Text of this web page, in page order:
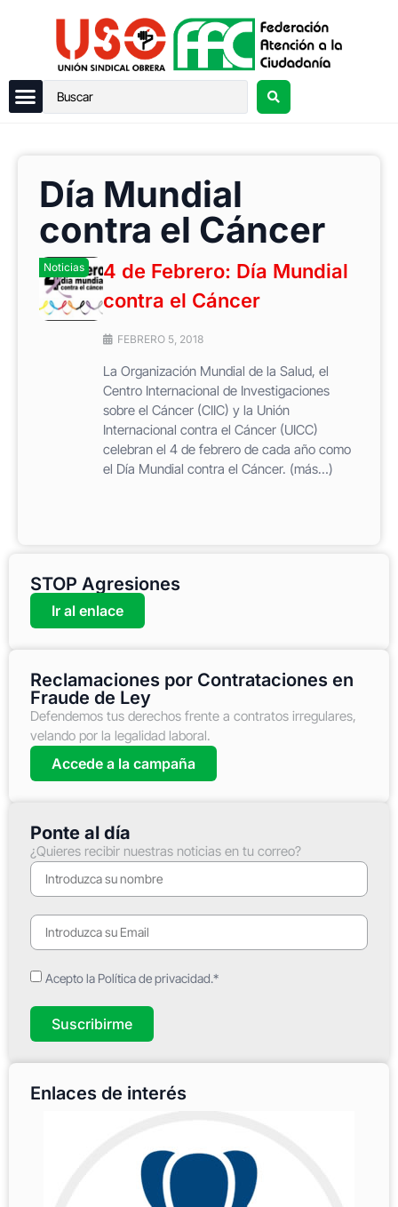
Día Mundial
contra el Cáncer
Noticias
4 de Febrero: Día Mundial
contra el Cáncer
FEBRERO 5, 2018
La Organización Mundial de la Salud, el
Centro Internacional de Investigaciones
sobre el Cáncer (CIIC) y la Unión
Internacional contra el Cáncer (UICC)
celebran el 4 de febrero de cada año como
el Día Mundial contra el Cáncer. (más…)
STOP Agresiones
Ir al enlace
Reclamaciones por Contrataciones en
Fraude de Ley
Defendemos tus derechos frente a contratos irregulares,
velando por la legalidad laboral.
Accede a la campaña
Ponte al día
¿Quieres recibir nuestras noticias en tu correo?
Acepto la Política de privacidad.*
Suscribirme
Enlaces de interés